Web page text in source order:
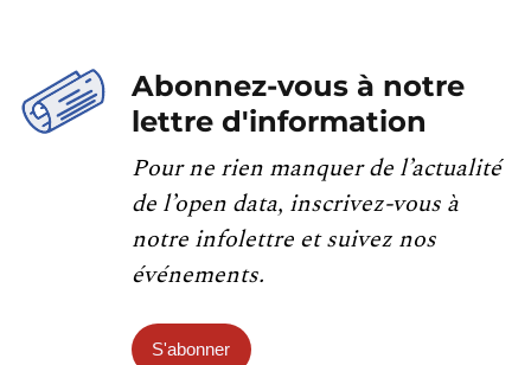
Abonnez-vous à notre
lettre d'information
Pour ne rien manquer de l’actualité
de l’open data, inscrivez-vous à
notre infolettre et suivez nos
événements.
S'abonner